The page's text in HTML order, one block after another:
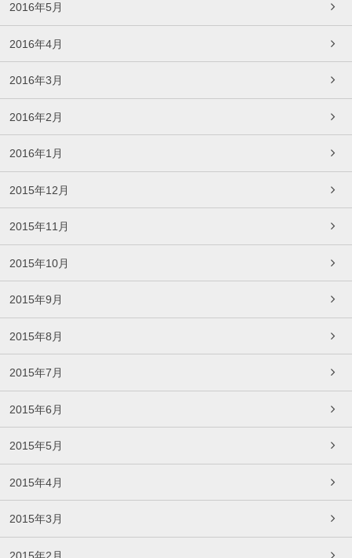
2016年5月
2016年4月
2016年3月
2016年2月
2016年1月
2015年12月
2015年11月
2015年10月
2015年9月
2015年8月
2015年7月
2015年6月
2015年5月
2015年4月
2015年3月
2015年2月